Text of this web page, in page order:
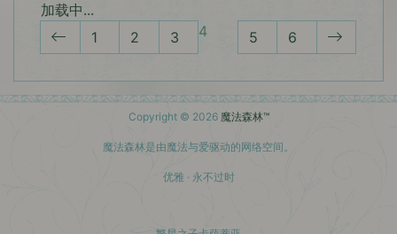
加载中...
1
2 3 4 5 6
Copyright © 2026 魔法森林™
魔法森林是由魔法与爱驱动的网络空间。
优雅 · 永不过时